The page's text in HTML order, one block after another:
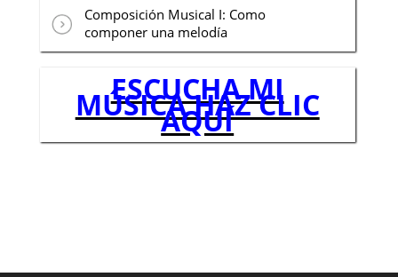
Composición Musical I: Como
componer una melodía
ESCUCHA MI
MÚSICA HAZ CLIC
AQUÍ